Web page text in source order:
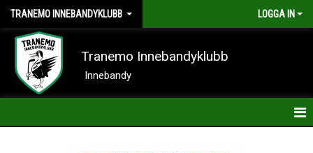
TRANEMO INNEBANDYKLUBB LOGGA IN
Tranemo Innebandyklubb
Innebandy